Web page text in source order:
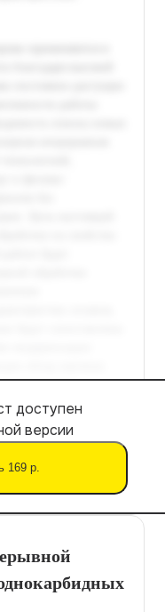
доступен
версии
169 р.